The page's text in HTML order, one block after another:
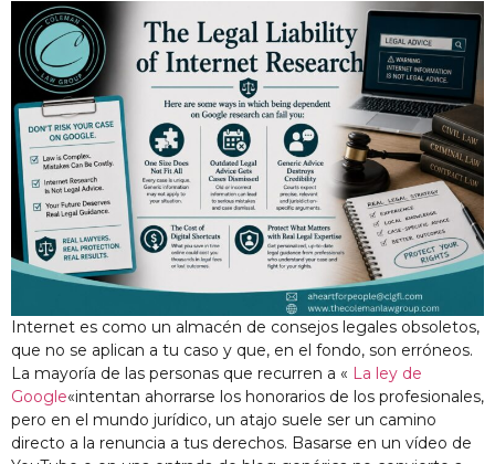
Internet es como un almacén de consejos legales obsoletos,
que no se aplican a tu caso y que, en el fondo, son erróneos.
La mayoría de las personas que recurren a « La ley de
Google«intentan ahorrarse los honorarios de los profesionales,
pero en el mundo jurídico, un atajo suele ser un camino
directo a la renuncia a tus derechos. Basarse en un vídeo de